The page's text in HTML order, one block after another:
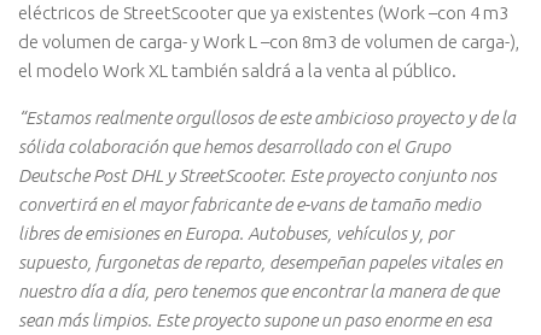
eléctricos de StreetScooter que ya existentes (Work –con 4 m3
de volumen de carga- y Work L –con 8m3 de volumen de carga-),
el modelo Work XL también saldrá a la venta al público.
“Estamos realmente orgullosos de este ambicioso proyecto y de la
sólida colaboración que hemos desarrollado con el Grupo
Deutsche Post DHL y StreetScooter. Este proyecto conjunto nos
convertirá en el mayor fabricante de e-vans de tamaño medio
libres de emisiones en Europa. Autobuses, vehículos y, por
supuesto, furgonetas de reparto, desempeñan papeles vitales en
nuestro día a día, pero tenemos que encontrar la manera de que
sean más limpios. Este proyecto supone un paso enorme en esa